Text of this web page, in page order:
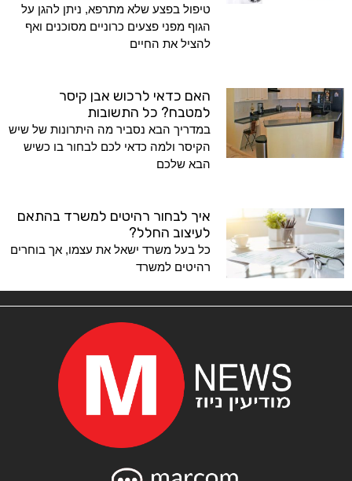
טיפול בפצע שלא מתרפא, ניתן להגן על
הגוף מפני פצעים כרוניים מסוכנים ואף
להציל את החיים
האם כדאי לרכוש אבן קיסר
למטבח? כל התשובות
במדריך הבא נסביר מה היתרונות של שיש
הקיסר ולמה כדאי לכם לבחור בו כשיש
הבא שלכם
איך לבחור רהיטים למשרד בהתאם
לעיצוב החלל?
כל בעל משרד ישאל את עצמו, אך בוחרים
רהיטים למשרד